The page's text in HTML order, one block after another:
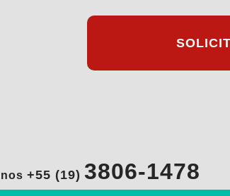
+55 (19) 3806-1478